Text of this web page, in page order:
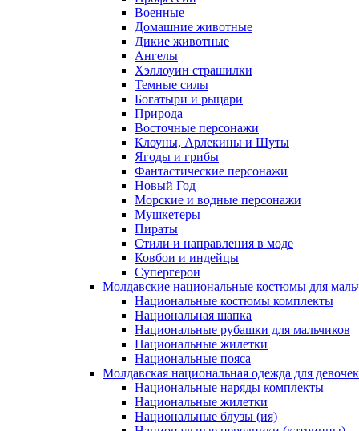
Военные
Домашние животные
Дикие животные
Ангелы
Хэллоуин страшилки
Темные силы
Богатыри и рыцари
Природа
Восточные персонажи
Клоуны, Арлекины и Шуты
Ягоды и грибы
Фантастические персонажи
Новый Год
Морские и водные персонажи
Мушкетеры
Пираты
Стили и направления в моде
Ковбои и индейцы
Супергерои
Молдавские национальные костюмы для
Национальные костюмы комплекты
Национальная шапка
Национальные рубашки для мальчиков
Национальные жилетки
Национальные пояса
Молдавская национальная одежда для девочек
Национальные наряды комплекты
Национальные жилетки
Национальные блузы (ия)